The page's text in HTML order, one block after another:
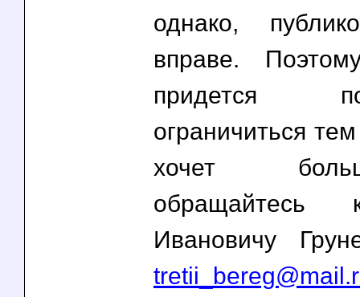
однако,
вправе.
придется
ограничиться
хочет
Ивановичу